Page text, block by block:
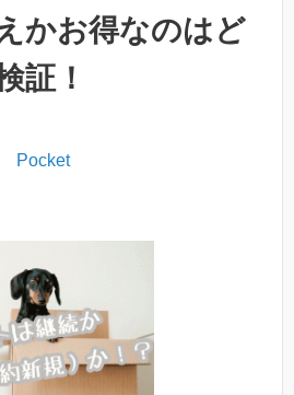
かお得なのはど
証！
Pocket